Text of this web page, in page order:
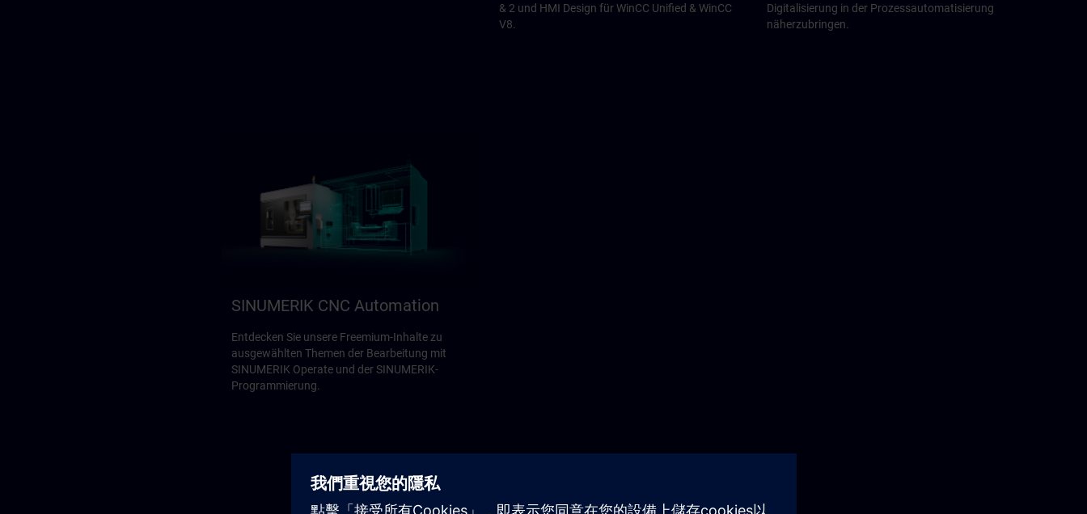
& 2 und HMI Design für WinCC Unified & WinCC
V8.
Digitalisierung in der Prozessautomatisierung
näherzubringen.
SINUMERIK CNC Automation
Entdecken Sie unsere Freemium-Inhalte zu
ausgewählten Themen der Bearbeitung mit
SINUMERIK Operate und der SINUMERIK-
Programmierung.